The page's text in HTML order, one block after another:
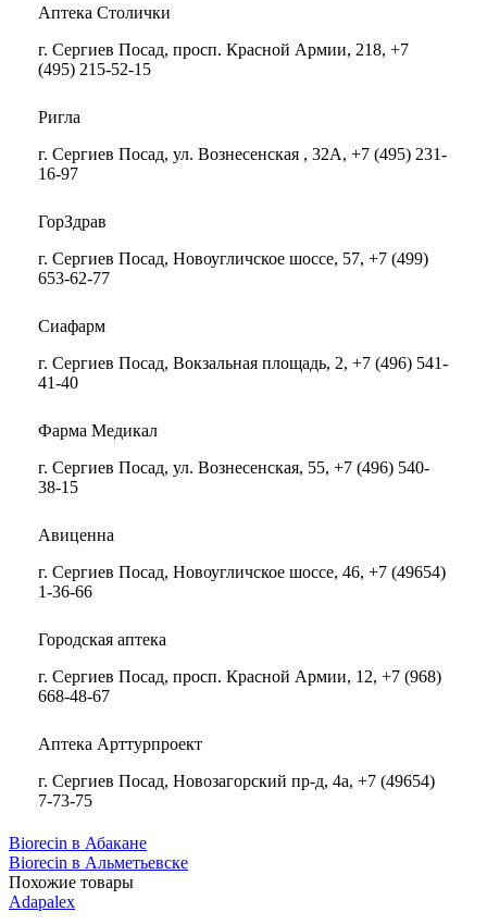
Аптека Столички
г. Сергиев Посад, просп. Красной Армии, 218, +7
(495) 215-52-15
Ригла
г. Сергиев Посад, ул. Вознесенская , 32А, +7 (495) 231-
16-97
ГорЗдрав
г. Сергиев Посад, Новоугличское шоссе, 57, +7 (499)
653-62-77
Сиафарм
г. Сергиев Посад, Вокзальная площадь, 2, +7 (496) 541-
41-40
Фарма Медикал
г. Сергиев Посад, ул. Вознесенская, 55, +7 (496) 540-
38-15
Авиценна
г. Сергиев Посад, Новоугличское шоссе, 46, +7 (49654)
1-36-66
Городская аптека
г. Сергиев Посад, просп. Красной Армии, 12, +7 (968)
668-48-67
Аптека Арттурпроект
г. Сергиев Посад, Новозагорский пр-д, 4а, +7 (49654)
7-73-75
Biorecin в Абакане
Biorecin в Альметьевске
Похожие товары
Adapalex